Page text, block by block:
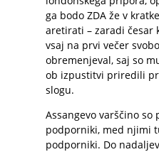
ga bodo ZDA že v
aretirati – zaradi česar
vsaj na prvi večer
obremenjeval, saj so
ob izpustitvi priredili
slogu.
Assangevo varščino
podporniki, med njimi
podporniki. Do